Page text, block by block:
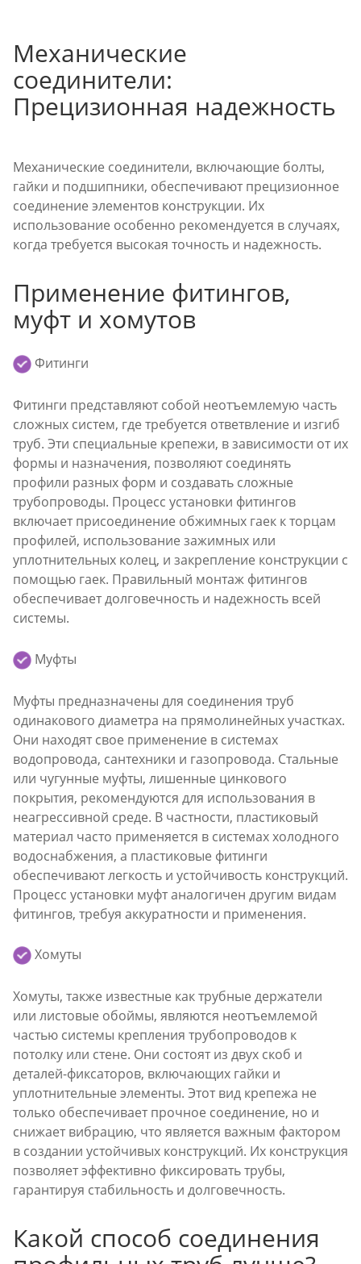
Механические
соединители:
Прецизионная надежность
Механические соединители, включающие болты,
гайки и подшипники, обеспечивают прецизионное
соединение элементов конструкции. Их
использование особенно рекомендуется в случаях,
когда требуется высокая точность и надежность.
Применение фитингов,
муфт и хомутов
Фитинги
Фитинги представляют собой неотъемлемую часть
сложных систем, где требуется ответвление и изгиб
труб. Эти специальные крепежи, в зависимости от их
формы и назначения, позволяют соединять
профили разных форм и создавать сложные
трубопроводы. Процесс установки фитингов
включает присоединение обжимных гаек к торцам
профилей, использование зажимных или
уплотнительных колец, и закрепление конструкции с
помощью гаек. Правильный монтаж фитингов
обеспечивает долговечность и надежность всей
системы.
Муфты
Муфты предназначены для соединения труб
одинакового диаметра на прямолинейных участках.
Они находят свое применение в системах
водопровода, сантехники и газопровода. Стальные
или чугунные муфты, лишенные цинкового
покрытия, рекомендуются для использования в
неагрессивной среде. В частности, пластиковый
материал часто применяется в системах холодного
водоснабжения, а пластиковые фитинги
обеспечивают легкость и устойчивость конструкций.
Процесс установки муфт аналогичен другим видам
фитингов, требуя аккуратности и применения.
Хомуты
Хомуты, также известные как трубные держатели
или листовые обоймы, являются неотъемлемой
частью системы крепления трубопроводов к
потолку или стене. Они состоят из двух скоб и
деталей-фиксаторов, включающих гайки и
уплотнительные элементы. Этот вид крепежа не
только обеспечивает прочное соединение, но и
снижает вибрацию, что является важным фактором
в создании устойчивых конструкций. Их конструкция
позволяет эффективно фиксировать трубы,
гарантируя стабильность и долговечность.
Какой способ соединения